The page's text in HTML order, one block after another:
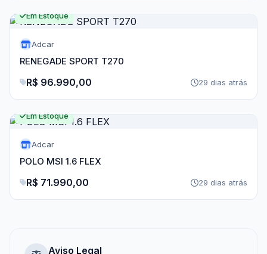
Em Estoque
Adcar
RENEGADE SPORT T270
R$ 96.990,00 29 dias atrás
Em Estoque
Adcar
POLO MSI 1.6 FLEX
R$ 71.990,00 29 dias atrás
Aviso Legal